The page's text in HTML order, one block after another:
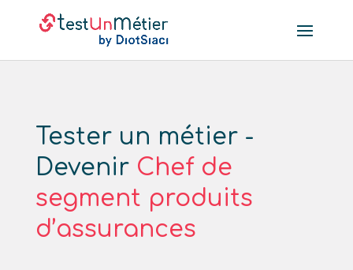
Tester un métier -
Devenir Chef de
segment produits
d’assurances